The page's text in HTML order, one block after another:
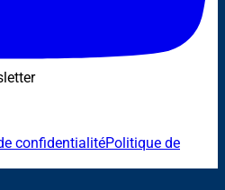
confidentialitéPolitique de